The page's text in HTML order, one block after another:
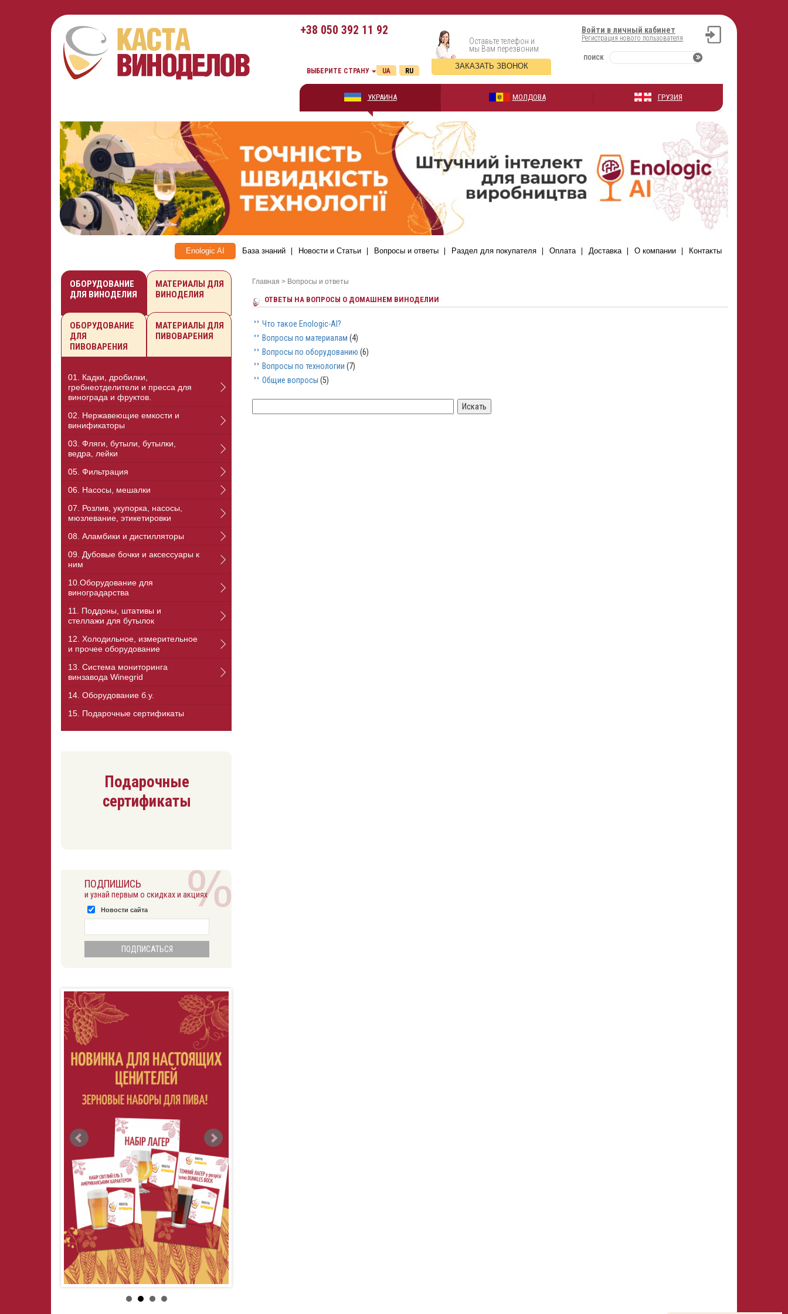
+38 050 392 11 92 Войти в личный кабинет
Регистрация нового пользователя
ПОИСК
Оставьте телефон и
мы Вам перезвоним
ЗАКАЗАТЬ ЗВОНОК
ВЫБЕРИТЕ СТРАНУ RU
UA
УКРАИНА МОЛДОВА ГРУЗИЯ
Enologic AI База знаний Новости и Статьи Вопросы и ответы Раздел для покупателя Оплата Доставка О компании Контакты
Главная > Вопросы и ответы
ОТВЕТЫ НА ВОПРОСЫ О ДОМАШНЕМ ВИНОДЕЛИИ
Что такое Enologic-AI?
Вопросы по материалам (4)
Вопросы по оборудованию (6)
Вопросы по технологии (7)
Общие вопросы (5)
ОБОРУДОВАНИЕ
ДЛЯ ВИНОДЕЛИЯ
МАТЕРИАЛЫ ДЛЯ
ВИНОДЕЛИЯ
ОБОРУДОВАНИЕ
ДЛЯ
ПИВОВАРЕНИЯ
МАТЕРИАЛЫ ДЛЯ
ПИВОВАРЕНИЯ
01. Кадки, дробилки,
гребнеотделители и пресса для
винограда и фруктов.
02. Нержавеющие емкости и
винификаторы
03. Фляги, бутыли, бутылки,
ведра, лейки
05. Фильтрация
06. Насосы, мешалки
07. Розлив, укупорка, насосы,
мюзлевание, этикетировки
08. Аламбики и дистилляторы
09. Дубовые бочки и аксессуары к
ним
10.Оборудование для
виноградарства
11. Поддоны, штативы и
стеллажи для бутылок
12. Холодильное, измерительное
и прочее оборудование
13. Cистема мониторинга
винзавода Winegrid
14. Оборудование б.у.
15. Подарочные сертификаты
Подарочные
сертификаты
ПОДПИШИСЬ
и узнай первым о скидках и акциях
Новости сайта